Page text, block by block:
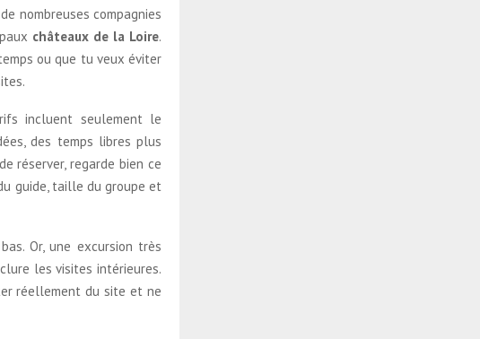
nombreuses compagnies
châteaux de la Loire.
ou que tu veux éviter
incluent seulement le
des temps libres plus
réserver, regarde bien ce
guide, taille du groupe et
Or, une excursion très
les visites intérieures.
réellement du site et ne